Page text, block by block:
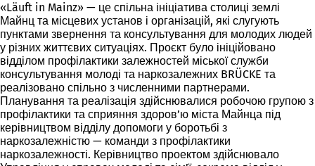
«Läuft in Mainz» — це спільна ініціатива столиці землі
Майнц та місцевих установ і організацій, які слугують
пунктами звернення та консультування для молодих людей
у різних життєвих ситуаціях. Проєкт було ініційовано
відділом профілактики залежностей міської служби
консультування молоді та наркозалежних BRÜCKE та
реалізовано спільно з численними партнерами.
Планування та реалізація здійснювалися робочою групою з
профілактики та сприяння здоров’ю міста Майнца під
керівництвом відділу допомоги у боротьбі з
наркозалежністю — команди з профілактики
наркозалежності. Керівництво проектом здійснювало